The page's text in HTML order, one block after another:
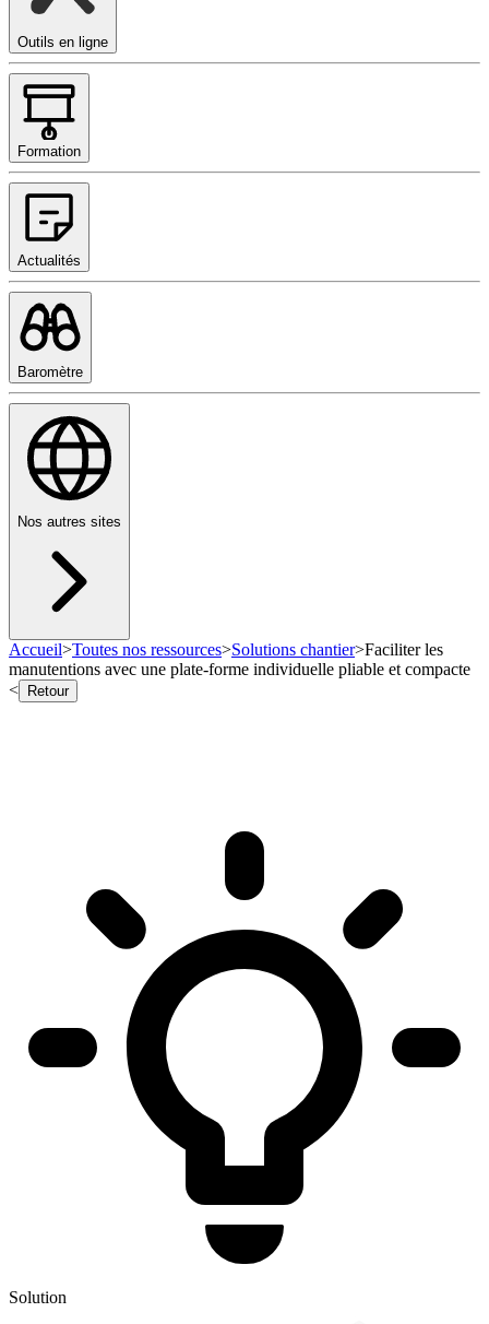
Outils en ligne
Formation
Actualités
Baromètre
Nos autres sites
Accueil>Toutes nos ressources>Solutions chantier>Faciliter les
manutentions avec une plate-forme individuelle pliable et compacte
<
Retour
Solution